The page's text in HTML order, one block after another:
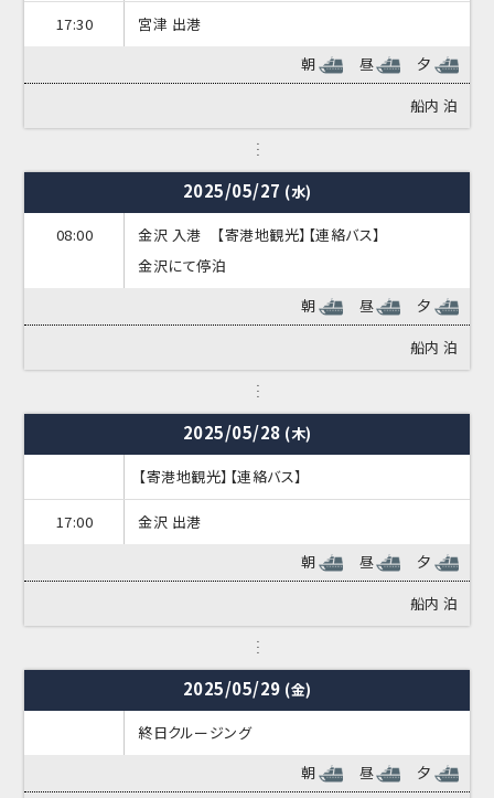
17:30
宮津 出港
朝
昼
夕
船内 泊
2025/05/27 (水)
08:00
金沢 入港 【寄港地観光】【連絡バス】
金沢にて停泊
朝
昼
夕
船内 泊
2025/05/28 (木)
【寄港地観光】【連絡バス】
17:00
金沢 出港
朝
昼
夕
船内 泊
2025/05/29 (金)
終日クルージング
朝
昼
夕